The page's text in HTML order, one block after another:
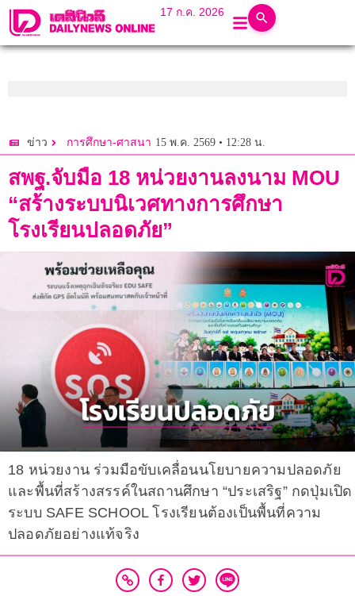
17 ก.ค. 2026
ข่าว การศึกษา-ศาสนา 15 พ.ค. 2569 • 12:28 น.
สพฐ.จับมือ 18 หน่วยงานลงนาม MOU
“สร้างระบบนิเวศทางการศึกษา
โรงเรียนปลอดภัย”
18 หน่วยงาน ร่วมมือขับเคลื่อนนโยบายความปลอดภัย
และพื้นที่สร้างสรรค์ในสถานศึกษา “ประเสริฐ” กดปุ่มเปิด
ระบบ SAFE SCHOOL โรงเรียนต้องเป็นพื้นที่ความ
ปลอดภัยอย่างแท้จริง